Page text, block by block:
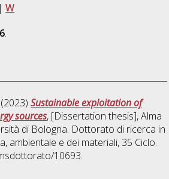
|W
6.
(2023)Sustainable exploitation of
sources, [Dissertation thesis], Alma
di Bologna. Dottorato di ricerca in
ambientale e dei materiali, 35 Ciclo.
10693.